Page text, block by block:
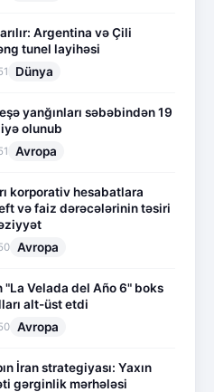
Argentina və Çili
tunel layihəsi
Dünya
yanğınları səbəbindən 19
olunub
Avropa
korporativ hesabatlara
və faiz dərəcələrinin təsiri
Avropa
"La Velada del Año 6" boks
alt-üst etdi
Avropa
İran strategiyası: Yaxın
gərginlik mərhələsi